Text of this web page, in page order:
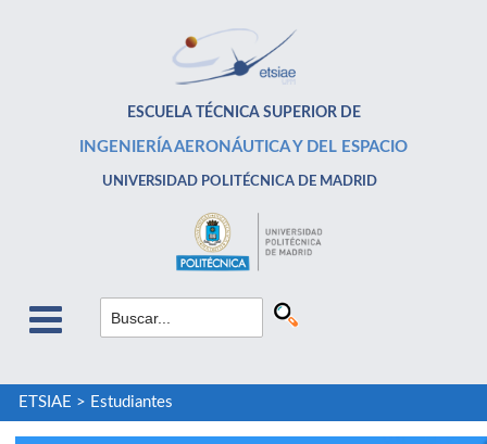
ESCUELA TÉCNICA SUPERIOR DE
INGENIERÍA AERONÁUTICA Y DEL ESPACIO
UNIVERSIDAD POLITÉCNICA DE MADRID
ETSIAE > Estudiantes